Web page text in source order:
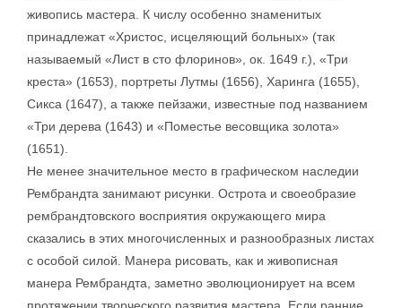
живопись мастера. К числу особенно знаменитых
принадлежат «Христос, исцеляющий больных» (так
называемый «Лист в сто флоринов», ок. 1649 г.), «Три
креста» (1653), портреты Лутмы (1656), Харинга (1655),
Сикса (1647), а также пейзажи, известные под названием
«Три дерева (1643) и «Поместье весовщика золота»
(1651).
Не менее значительное место в графическом наследии
Рембрандта занимают рисунки. Острота и своеобразие
рембрандтовского восприятия окружающего мира
сказались в этих многочисленных и разнообразных листах
с особой силой. Манера рисовать, как и живописная
манера Рембрандта, заметно эволюционирует на всем